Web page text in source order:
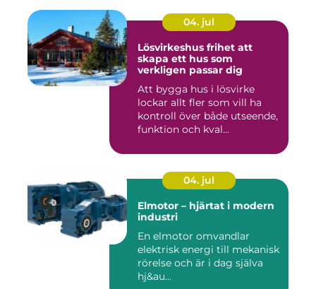
04. jul
Lösvirkeshus frihet att
skapa ett hus som
verkligen passar dig
Att bygga hus i lösvirke
lockar allt fler som vill ha
kontroll över både utseende,
funktion och kval...
04. jul
Elmotor – hjärtat i modern
industri
En elmotor omvandlar
elektrisk energi till mekanisk
rörelse och är i dag själva
hj&au...